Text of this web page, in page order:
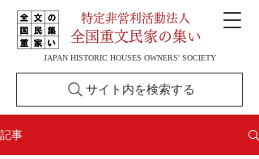
特定非営利活動法人
全国重文民家の集い
JAPAN HISTORIC HOUSES OWNERS' SOCIETY
サイト内を検索する
記事